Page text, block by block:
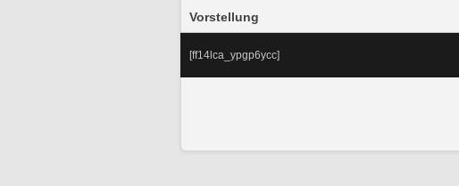
Vorstellung
[ff14lca_ypgp6ycc]